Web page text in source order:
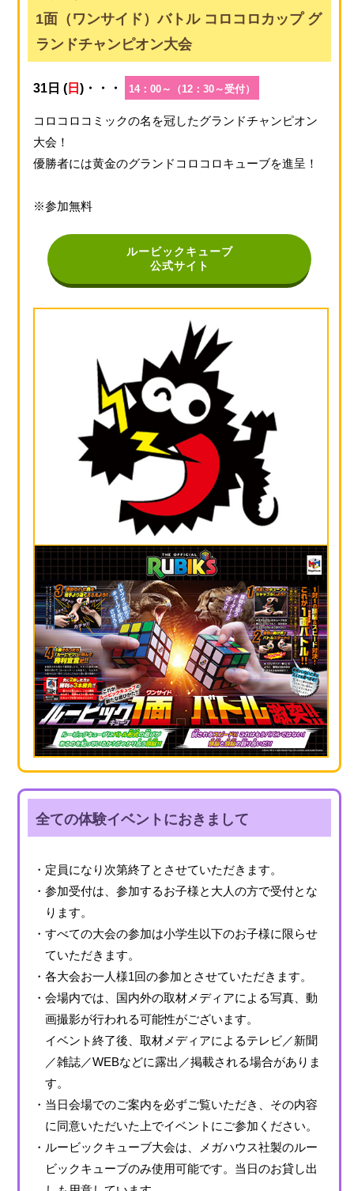
1面（ワンサイド）バトル コロコロカップ グ
ランドチャンピオン大会
31日 (日 )・・・ 14：00～（12：30～受付）
コロコロコミックの名を冠したグランドチャンピオン
大会！
優勝者には黄金のグランドコロコロキューブを進呈！
※参加無料
ルービックキューブ
公式サイト
全ての体験イベントにおきまして
・定員になり次第終了とさせていただきます。
・参加受付は、参加するお子様と大人の方で受付とな
ります。
・すべての大会の参加は小学生以下のお子様に限らせ
ていただきます。
・各大会お一人様1回の参加とさせていただきます。
・会場内では、国内外の取材メディアによる写真、動
画撮影が行われる可能性がございます。
イベント終了後、取材メディアによるテレビ／新聞
／雑誌／WEBなどに露出／掲載される場合がありま
す。
・当日会場でのご案内を必ずご覧いただき、その内容
に同意いただいた上でイベントにご参加ください。
・ルービックキューブ大会は、メガハウス社製のルー
ビックキューブのみ使用可能です。当日のお貸し出